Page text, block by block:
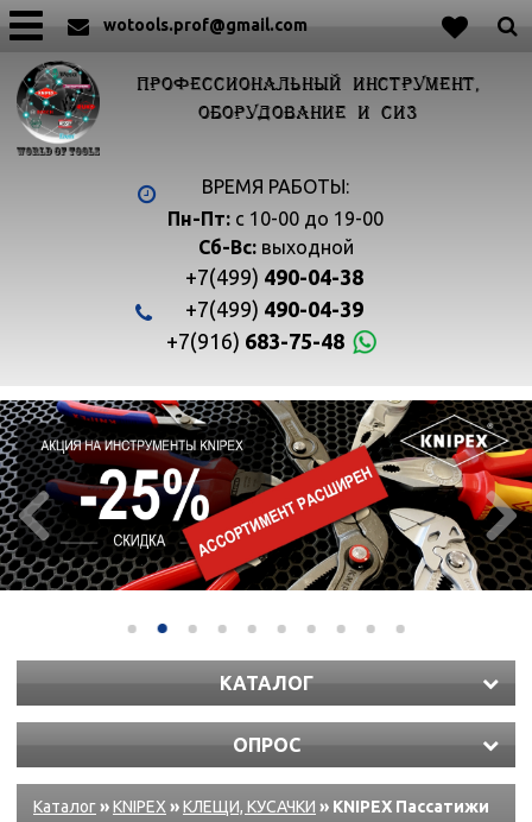
wotools.prof@gmail.com
ПРОФЕССИОНАЛЬНЫЙ ИНСТРУМЕНТ,
ОБОРУДОВАНИЕ И СИЗ
ВРЕМЯ РАБОТЫ:
Пн-Пт: с 10-00 до 19-00
Сб-Вс:выходной
+7(499) 490-04-38
+7(499) 490-04-39
+7(916) 683-75-48
 
КАТАЛОГ
ОПРОС
Каталог»KNIPEX »КЛЕЩИ, КУСАЧКИ » KNIPEX Пассатижи